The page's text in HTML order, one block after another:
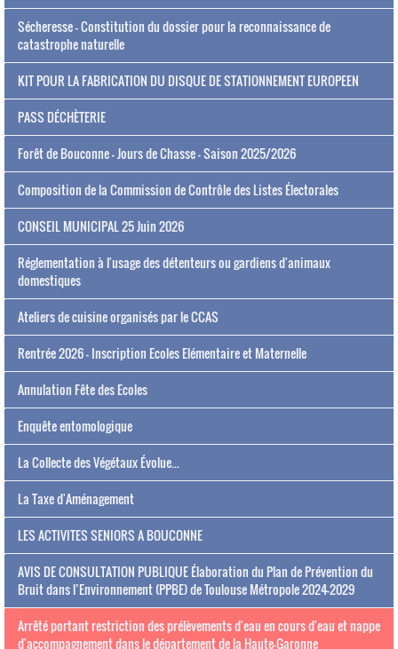
Sécheresse - Constitution du dossier pour la reconnaissance de
catastrophe naturelle
KIT POUR LA FABRICATION DU DISQUE DE STATIONNEMENT EUROPEEN
PASS DÉCHÈTERIE
Forêt de Bouconne - Jours de Chasse - Saison 2025/2026
Composition de la Commission de Contrôle des Listes Électorales
CONSEIL MUNICIPAL 25 Juin 2026
Réglementation à l'usage des détenteurs ou gardiens d'animaux
domestiques
Ateliers de cuisine organisés par le CCAS
Rentrée 2026 - Inscription Ecoles Elémentaire et Maternelle
Annulation Fête des Ecoles
Enquête entomologique
La Collecte des Végétaux Évolue...
La Taxe d'Aménagement
LES ACTIVITES SENIORS A BOUCONNE
AVIS DE CONSULTATION PUBLIQUE Élaboration du Plan de Prévention du
Bruit dans l’Environnement (PPBE) de Toulouse Métropole 2024-2029
Arrêté portant restriction des prélèvements d'eau en cours d'eau et nappe
d'accompagnement dans le département de la Haute-Garonne